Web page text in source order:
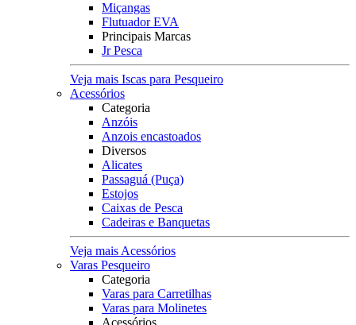
Miçangas
Flutuador EVA
Principais Marcas
Jr Pesca
Veja mais Iscas para Pesqueiro
Acessórios
Categoria
Anzóis
Anzois encastoados
Diversos
Alicates
Passaguá (Puça)
Estojos
Caixas de Pesca
Cadeiras e Banquetas
Veja mais Acessórios
Varas Pesqueiro
Categoria
Varas para Carretilhas
Varas para Molinetes
Acessórios